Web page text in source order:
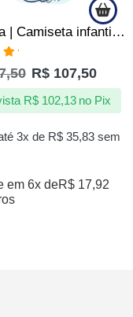
Camisa | Camiseta infantil do Santos Peixe Carpa Centenaria – Oficial
5 R$ 107,50
3x de R$35,83sem
R$102,13 no Pix
em 6x deR$ 17,92